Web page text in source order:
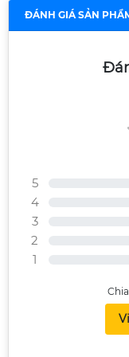
ĐÁNH GIÁ SẢN
5
4
3
2
1